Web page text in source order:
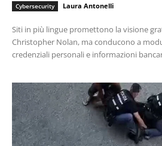
Cybersecurity Laura Antonelli
Siti in più lingue promettono la visione
Christopher Nolan, ma conducono a